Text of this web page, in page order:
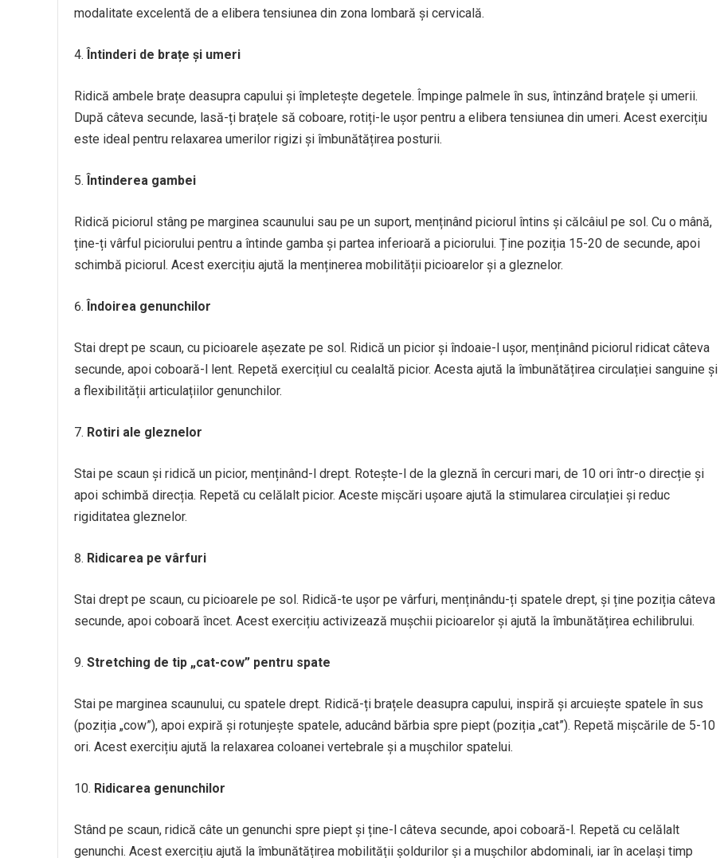
modalitate excelentă de a elibera tensiunea din zona lombară și cervicală.
Întinderi de brațe și umeri
Ridică ambele brațe deasupra capului și împletește degetele. Împinge palmele în sus, întinzând brațele și umerii.
După câteva secunde, lasă-ți brațele să coboare, rotiți-le ușor pentru a elibera tensiunea din umeri. Acest exercițiu
este ideal pentru relaxarea umerilor rigizi și îmbunătățirea posturii.
Întinderea gambei
Ridică piciorul stâng pe marginea scaunului sau pe un suport, menținând piciorul întins și călcâiul pe sol. Cu o mână,
ține-ți vârful piciorului pentru a întinde gamba și partea inferioară a piciorului. Ține poziția 15-20 de secunde, apoi
schimbă piciorul. Acest exercițiu ajută la menținerea mobilității picioarelor și a gleznelor.
Îndoirea genunchilor
Stai drept pe scaun, cu picioarele așezate pe sol. Ridică un picior și îndoaie-l ușor, menținând piciorul ridicat câteva
secunde, apoi coboară-l lent. Repetă exercițiul cu cealaltă picior. Acesta ajută la îmbunătățirea circulației sanguine și
a flexibilității articulațiilor genunchilor.
Rotiri ale gleznelor
Stai pe scaun și ridică un picior, menținând-l drept. Rotește-l de la gleznă în cercuri mari, de 10 ori într-o direcție și
apoi schimbă direcția. Repetă cu celălalt picior. Aceste mișcări ușoare ajută la stimularea circulației și reduc
rigiditatea gleznelor.
Ridicarea pe vârfuri
Stai drept pe scaun, cu picioarele pe sol. Ridică-te ușor pe vârfuri, menținându-ți spatele drept, și ține poziția câteva
secunde, apoi coboară încet. Acest exercițiu activizează mușchii picioarelor și ajută la îmbunătățirea echilibrului.
Stretching de tip „cat-cow” pentru spate
Stai pe marginea scaunului, cu spatele drept. Ridică-ți brațele deasupra capului, inspiră și arcuiește spatele în sus
(poziția „cow”), apoi expiră și rotunjește spatele, aducând bărbia spre piept (poziția „cat”). Repetă mișcările de 5-10
ori. Acest exercițiu ajută la relaxarea coloanei vertebrale și a mușchilor spatelui.
Ridicarea genunchilor
Stând pe scaun, ridică câte un genunchi spre piept și ține-l câteva secunde, apoi coboară-l. Repetă cu celălalt
genunchi. Acest exercițiu ajută la îmbunătățirea mobilității șoldurilor și a mușchilor abdominali, iar în același timp